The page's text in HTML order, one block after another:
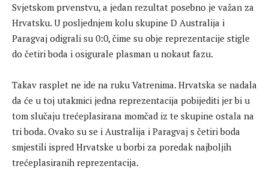
Svjetskom prvenstvu, a jedan rezultat posebno je važan za
Hrvatsku. U posljednjem kolu skupine D Australija i
Paragvaj odigrali su 0:0, čime su obje reprezentacije stigle
do četiri boda i osigurale plasman u nokaut fazu.
Takav rasplet ne ide na ruku Vatrenima. Hrvatska se nadala
da će u toj utakmici jedna reprezentacija pobijediti jer bi u
tom slučaju trećeplasirana momčad iz te skupine ostala na
tri boda. Ovako su se i Australija i Paragvaj s četiri boda
smjestili ispred Hrvatske u borbi za poredak najboljih
trećeplasiranih reprezentacija.